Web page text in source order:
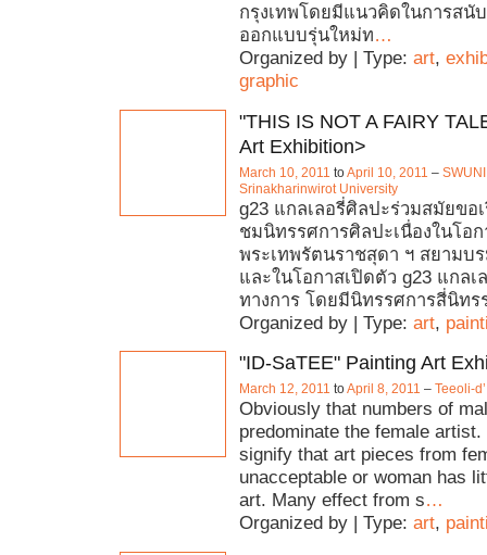
กรุงเทพโดยมีแนวคิดในการสนั
ออกแบบรุ่นใหม่ท…
Organized by | Type: art,
graphic
"THIS IS NOT A FAIRY
Art Exhibition>
March 10, 2011 toApril 10, 2011 –
Srinakharinwirot University
g23 แกลเลอรี่ศิลปะร่วมสมัยขอ
ชมนิทรรศการศิลปะเนื่องในโอ
พระเทพรัตนราชสุดา ฯ สยามบ
และในโอกาสเปิดตัว g23 แกลเ
ทางการ โดยมีนิทรรศการสี่นิทร
Organized by | Type: art,
"ID-SaTEE" Painting Art
March 12, 2011 toApril 8, 2011 – Teeoli-
Obviously that numbers of
predominate the female
signify that art pieces from
unacceptable or woman has
art. Many effect from s…
Organized by | Type: art,